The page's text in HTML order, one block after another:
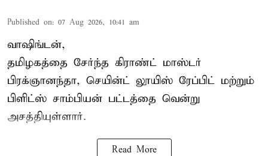
Published on: 07 Aug 2026, 10:41 am
வாஷிங்டன்,
தமிழகத்தை சேர்ந்த கிராண்ட் மாஸ்டர்
பிரக்ஞானந்தா, செயின்ட் லூயிஸ் ரேப்பிட் மற்றும்
பிளிட்ஸ் சாம்பியன் பட்டத்தை வென்று
அசத்தியுள்ளார்.
Read More